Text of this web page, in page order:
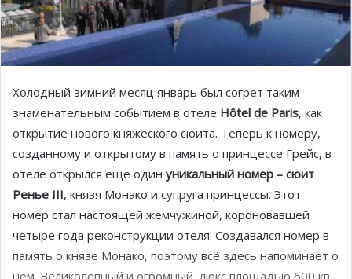
Холодный зимний месяц январь был согрет таким
знаменательным событием в отеле Hôtel de Paris, как
открытие нового княжеского сюита. Теперь к номеру,
созданному и открытому в память о принцессе Грейс, в
отеле открылся ещё один уникальный номер – сюит
Ренье III, князя Монако и супруга принцессы. Этот
номер стал настоящей жемчужиной, короновавшей
четыре года реконструкции отеля. Создавался номер в
память о князе Монако, поэтому всё здесь напоминает о
нём. Великолепный и огромный, люкс площадью 600 кв.